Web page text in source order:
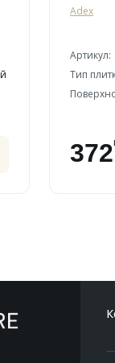
Adex
Артикул:
Тип
372